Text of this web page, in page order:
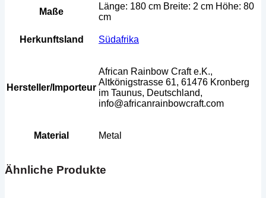
Maße
Länge: 180 cm Breite: 2 cm Höhe: 80
cm
Herkunftsland Südafrika
Hersteller/Importeur
African Rainbow Craft e.K.,
Altkönigstrasse 61, 61476 Kronberg
im Taunus, Deutschland,
info@africanrainbowcraft.com
Material Metal
Ähnliche Produkte